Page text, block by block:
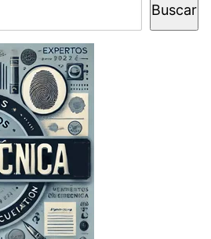
Buscar